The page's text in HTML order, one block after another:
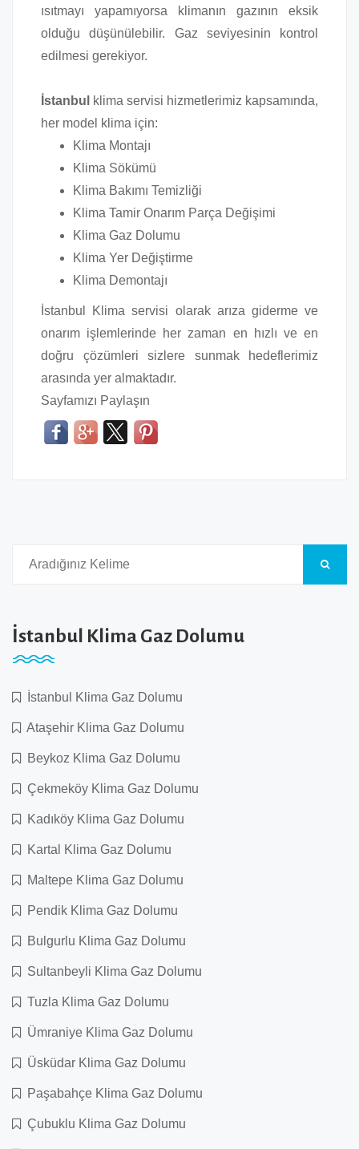
ısıtmayı yapamıyorsa klimanın gazının eksik
olduğu düşünülebilir. Gaz seviyesinin kontrol
edilmesi gerekiyor.
İstanbul
klima servisi hizmetlerimiz kapsamında,
her model klima için:
Klima Montajı
Klima Sökümü
Klima Bakımı Temizliği
Klima Tamir Onarım Parça Değişimi
Klima Gaz Dolumu
Klima Yer Değiştirme
Klima Demontajı
İstanbul Klima servisi olarak arıza giderme ve
onarım işlemlerinde her zaman en hızlı ve en
doğru çözümleri sizlere sunmak hedeflerimiz
arasında yer almaktadır.
Sayfamızı Paylaşın
İstanbul Klima Gaz Dolumu
İstanbul Klima Gaz Dolumu
Ataşehir Klima Gaz Dolumu
Beykoz Klima Gaz Dolumu
Çekmeköy Klima Gaz Dolumu
Kadıköy Klima Gaz Dolumu
Kartal Klima Gaz Dolumu
Maltepe Klima Gaz Dolumu
Pendik Klima Gaz Dolumu
Bulgurlu Klima Gaz Dolumu
Sultanbeyli Klima Gaz Dolumu
Tuzla Klima Gaz Dolumu
Ümraniye Klima Gaz Dolumu
Üsküdar Klima Gaz Dolumu
Paşabahçe Klima Gaz Dolumu
Çubuklu Klima Gaz Dolumu